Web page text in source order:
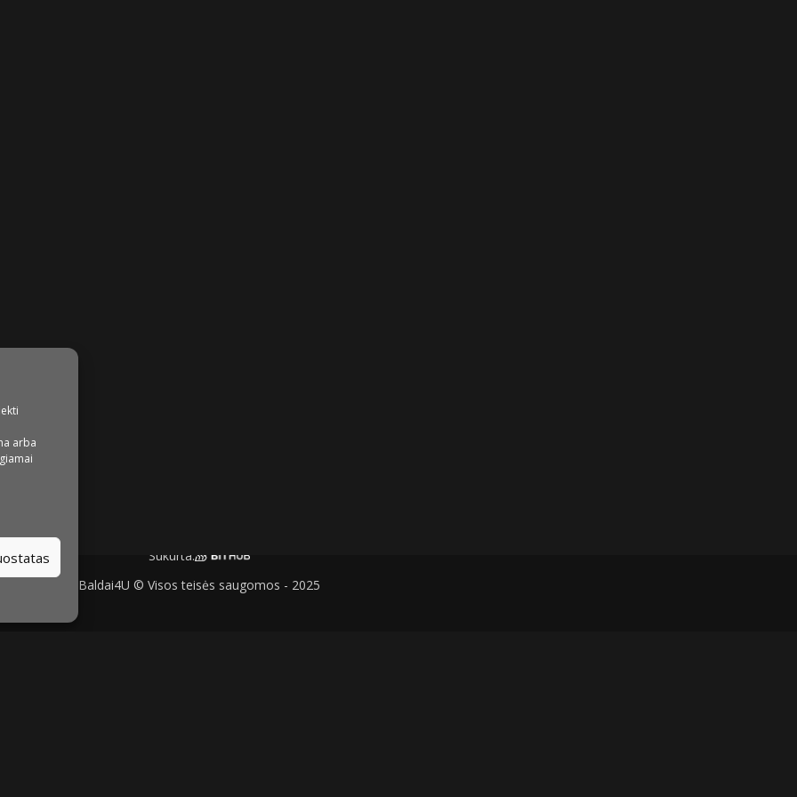
arba
Sukurta:
Baldai4U © Visos teisės saugomos - 2025